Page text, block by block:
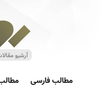
مطالب فارسی